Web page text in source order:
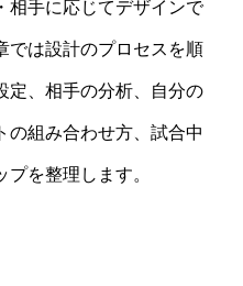
相手に応じてデザインで
では設計のプロセスを順
定、相手の分析、自分の
の組み合わせ方、試合中
を整理します。